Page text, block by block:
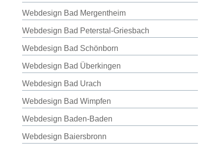
Webdesign Bad Mergentheim
Webdesign Bad Peterstal-Griesbach
Webdesign Bad Schönborn
Webdesign Bad Überkingen
Webdesign Bad Urach
Webdesign Bad Wimpfen
Webdesign Baden-Baden
Webdesign Baiersbronn